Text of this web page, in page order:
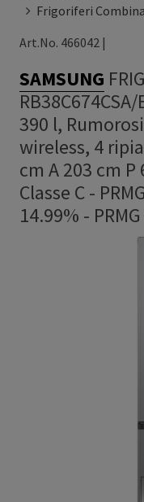
Frigoriferi
Art.No. 466042 |
SAMSUNG
390 l,
wireless, 4
cm A 203 cm
Classe C -
14.99% -